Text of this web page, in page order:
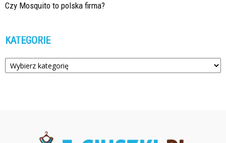
Czy Mosquito to polska firma?
KATEGORIE
Kategorie